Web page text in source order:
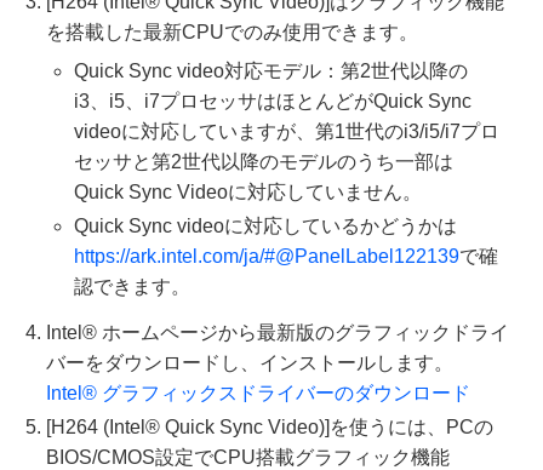
を搭載した最新CPUでのみ使用できます。
Quick Sync video対応モデル：第2世代以降の
i3、i5、i7プロセッサはほとんどがQuick Sync
videoに対応していますが、第1世代のi3/i5/i7プロ
セッサと第2世代以降のモデルのうち一部は
Quick Sync Videoに対応していません。
Quick Sync videoに対応しているかどうかは
https://ark.intel.com/ja/#@PanelLabel122139で確
認できます。
Intel® ホームページから最新版のグラフィックドライ
バーをダウンロードし、インストールします。
Intel® グラフィックスドライバーのダウンロード
[H264 (Intel® Quick Sync Video)]を使うには、PCの
BIOS/CMOS設定でCPU搭載グラフィック機能